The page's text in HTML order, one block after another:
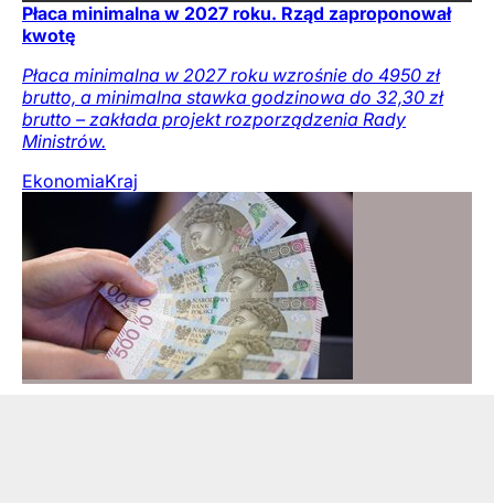
Płaca minimalna w 2027 roku. Rząd zaproponował
kwotę
Płaca minimalna w 2027 roku wzrośnie do 4950 zł
brutto, a minimalna stawka godzinowa do 32,30 zł
brutto – zakłada projekt rozporządzenia Rady
Ministrów.
EkonomiaKraj